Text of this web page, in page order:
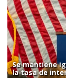
Se mantiene
la tasa de